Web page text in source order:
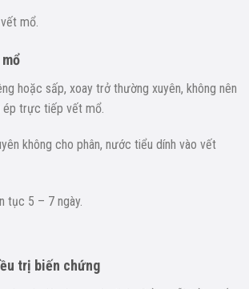
mổ.
hoặc sấp, xoay trở thường xuyên, không nên
ép trực tiếp vết mổ.
không cho phân, nước tiểu dính vào vết
tục 5 – 7 ngày.
trị biến chứng